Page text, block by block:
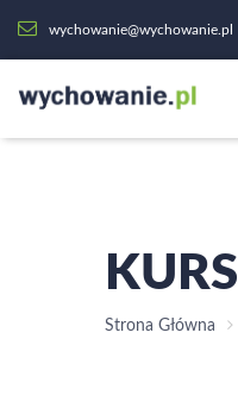
wychowanie@wychowanie.pl
KURS
Strona Główna